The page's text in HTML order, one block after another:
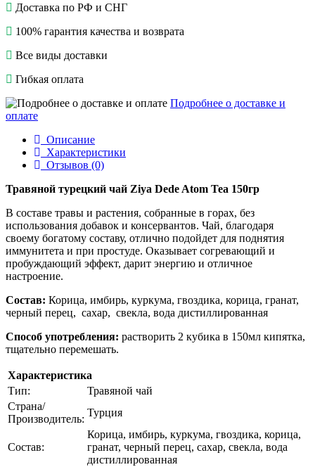
Доставка по РФ и СНГ
100% гарантия качества и возврата
Все виды доставки
Гибкая оплата
Подробнее о доставке и
оплате
Описание
Характеристики
Отзывов (0)
Травяной турецкий чай Ziya Dede Atom Tea 150гр
В составе травы и растения, собранные в горах, без
использования добавок и консервантов. Чай, благодаря
своему богатому составу, отлично подойдет для поднятия
иммунитета и при простуде. Оказывает согревающий и
пробуждающий эффект, дарит энергию и отличное
настроение.
Состав: Корица, имбирь, куркума, гвоздика, корица, гранат,
черный перец, сахар, свекла, вода дистиллированная
Способ употребления: растворить 2 кубика в 150мл кипятка,
тщательно перемешать.
Характеристика
Тип:
Травяной чай
Страна/
Производитель:
Турция
Состав:
Корица, имбирь, куркума, гвоздика, корица,
гранат, черный перец, сахар, свекла, вода
дистиллированная